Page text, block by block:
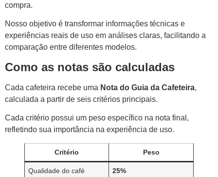
compra.
Nosso objetivo é transformar informações técnicas e
experiências reais de uso em análises claras, facilitando a
comparação entre diferentes modelos.
Como as notas são calculadas
Cada cafeteira recebe uma Nota do Guia da Cafeteira,
calculada a partir de seis critérios principais.
Cada critério possui um peso específico na nota final,
refletindo sua importância na experiência de uso.
Critério Peso
Qualidade do café 25%